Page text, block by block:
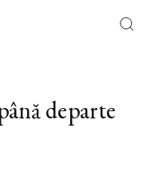
departe